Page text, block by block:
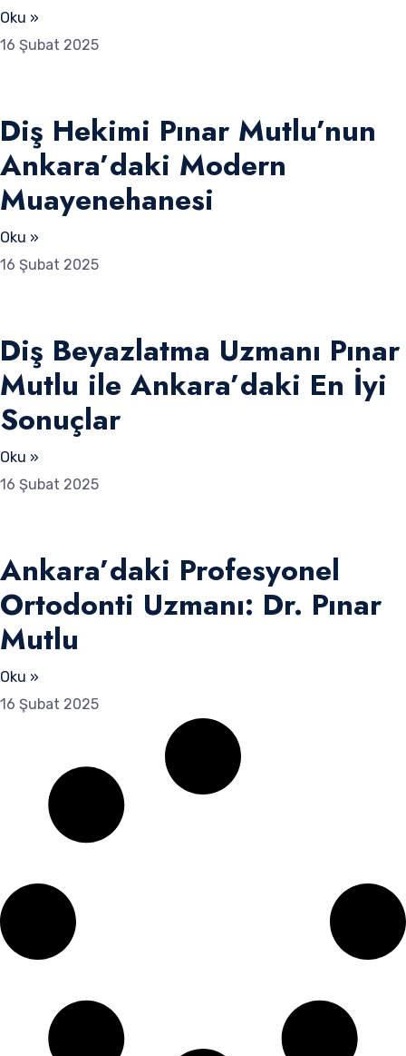
Oku »
16 Şubat 2025
Diş Hekimi Pınar Mutlu’nun
Ankara’daki Modern
Muayenehanesi
Oku »
16 Şubat 2025
Diş Beyazlatma Uzmanı Pınar
Mutlu ile Ankara’daki En İyi
Sonuçlar
Oku »
16 Şubat 2025
Ankara’daki Profesyonel
Ortodonti Uzmanı: Dr. Pınar
Mutlu
Oku »
16 Şubat 2025